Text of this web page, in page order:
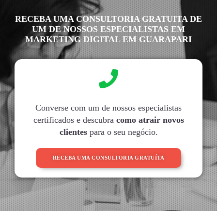
RECEBA UMA CONSULTORIA GRATUITA DE
UM DE NOSSOS ESPECIALISTAS EM
MARKETING DIGITAL EM GUARAPARI
Converse com um de nossos especialistas
certificados e descubra como atrair novos
clientespara o seu negócio.
RECEBA UMA CONSULTORIA GRATUÍTA